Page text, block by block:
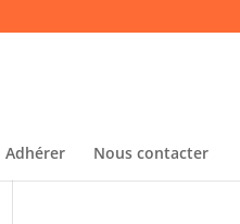
Adhérer Nous contacter